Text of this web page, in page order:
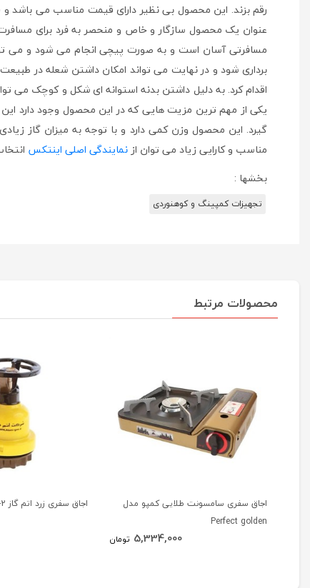
رقم بزند. این محصول بی نظیر دارای قیمت مناسب می باشد و
عنوان یک محصول سازگار و خاص و منحصر به فرد برای
مسافرتی آسان است و به صورت پیچی انجام می شود و می
برداری شود و در نهایت می تواند امکان داشتن شعله در
اقدام کرد. به دلیل داشتن بدنه استوانه ای شکل و کوچک می
یکی از مهم ترین مزیت هایی که در این محصول وجود دارد این
مناسب و کارایی زیاد می توان از نمایندگی اصلی اینتکس
بخشها :
تجهیزات کمپینگ و کوهنوردی
محصولات مرتبط
اجاق سفری سامسونت طلایی کمپو مدل
Perfect golden
5,334,000 تومان
اجاق سفری زرد اتم گاز AT-2